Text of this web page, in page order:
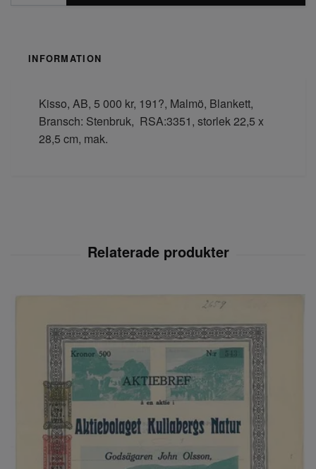
INFORMATION
Kisso, AB, 5 000 kr, 191?, Malmö, Blankett,
Bransch: Stenbruk, RSA:3351, storlek 22,5 x
28,5 cm, mak.